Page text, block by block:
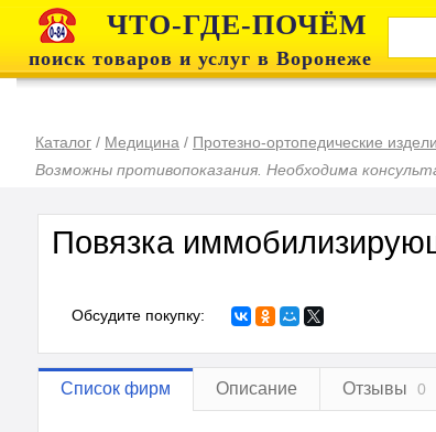
ЧТО-ГДЕ-ПОЧЁМ
поиск товаров и услуг в Воронеже
Каталог / Медицина / Протезно-ортопедические
Возможны противопоказания. Необходима
Повязка
Обсудите покупку:
Список фирм Описание Отзывы 0